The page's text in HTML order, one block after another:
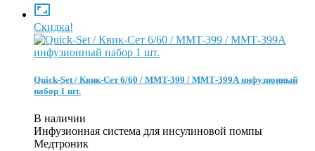

Скидка!
Quick-Set / Квик-Сет 6/60 / MMT-399 / ММТ-399А инфузионный
набор 1 шт.
В наличии
Инфузионная система для инсулиновой помпы
Медтроник